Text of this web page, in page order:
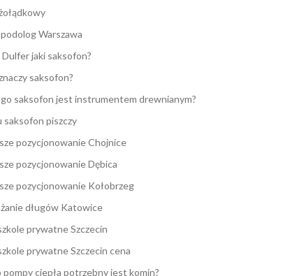
Warszawa
jaki saksofon?
saksofon?
saksofon jest instrumentem drewnianym?
saksofon piszczy
pozycjonowanie Chojnice
pozycjonowanie Dębica
pozycjonowanie Kołobrzeg
długów Katowice
prywatne Szczecin
prywatne Szczecin cena
pompy ciepła potrzebny jest komin?